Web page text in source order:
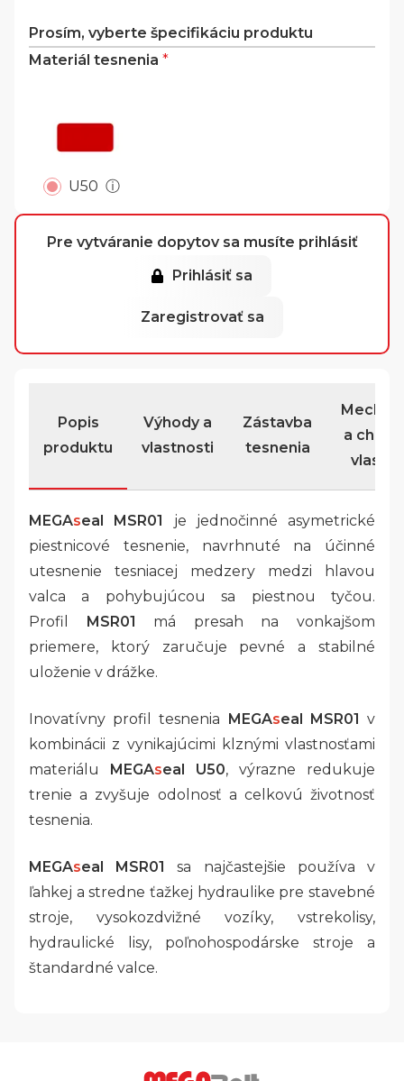
Prosím, vyberte špecifikáciu produktu
Materiál tesnenia *
U50 ⓘ
Pre vytváranie dopytov sa musíte prihlásiť
Prihlásiť sa
Zaregistrovať sa
Popis
produktu
Výhody a
vlastnosti
Zástavba
tesnenia
a
MEGAseal MSR01
je jednočinné asymetrické
piestnicové tesnenie, navrhnuté na účinné
utesnenie tesniacej medzery medzi hlavou
valca a pohybujúcou sa piestnou tyčou.
Profil MSR01 má presah na vonkajšom
priemere, ktorý zaručuje pevné a stabilné
uloženie v drážke.
Inovatívny profil tesnenia MEGAseal MSR01 v
kombinácii z vynikajúcimi klznými vlastnosťami
materiálu MEGAseal U50, výrazne redukuje
trenie a zvyšuje odolnosť a celkovú životnosť
tesnenia.
MEGAseal MSR01
sa najčastejšie používa v
ľahkej a stredne ťažkej hydraulike pre stavebné
stroje, vysokozdvižné vozíky, vstrekolisy,
hydraulické lisy, poľnohospodárske stroje a
štandardné valce.